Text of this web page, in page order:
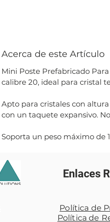
Acerca de este Artículo
Mini Poste Prefabricado
calibre 20, ideal para cristal
Apto para cristales con
con un taquete expansivo.
Soporta un peso máximo de
Enlaces
Política de
Política de